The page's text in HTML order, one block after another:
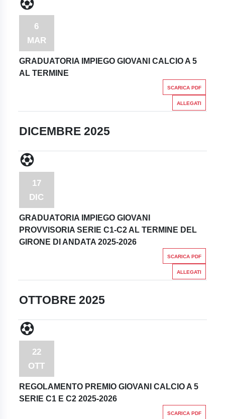
6
MAR
GRADUATORIA IMPIEGO GIOVANI CALCIO A 5
AL TERMINE
SCARICA PDF
ALLEGATI
DICEMBRE 2025
17
DIC
GRADUATORIA IMPIEGO GIOVANI
PROVVISORIA SERIE C1-C2 AL TERMINE DEL
GIRONE DI ANDATA 2025-2026
SCARICA PDF
ALLEGATI
OTTOBRE 2025
22
OTT
REGOLAMENTO PREMIO GIOVANI CALCIO A 5
SERIE C1 E C2 2025-2026
SCARICA PDF